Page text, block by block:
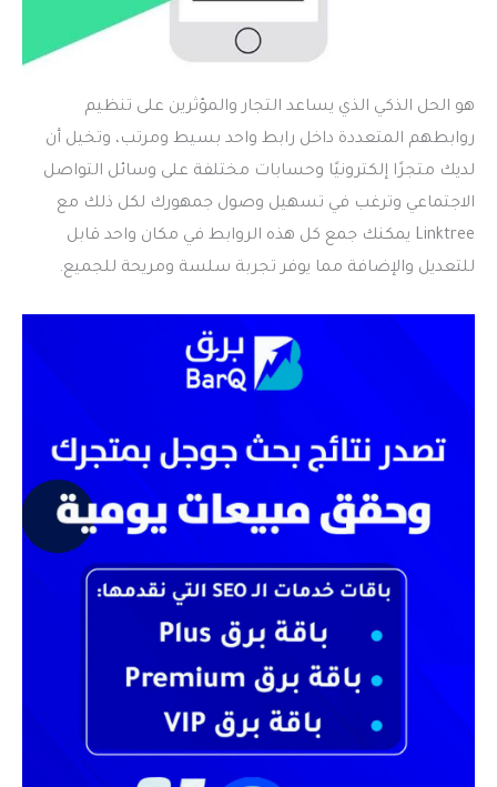
هو الحل الذكي الذي يساعد التجار والمؤثرين على تنظيم
روابطهم المتعددة داخل رابط واحد بسيط ومرتب، وتخيل أن
لديك متجرًا إلكترونيًا وحسابات مختلفة على وسائل التواصل
الاجتماعي وترغب في تسهيل وصول جمهورك لكل ذلك مع
Linktree يمكنك جمع كل هذه الروابط في مكان واحد قابل
للتعديل والإضافة مما يوفر تجربة سلسة ومريحة للجميع.